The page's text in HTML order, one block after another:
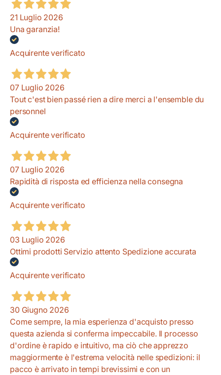
21 Luglio 2026
Una garanzia!
Acquirente verificato
07 Luglio 2026
Tout c'est bien passé rien a dire merci a l'ensemble du
personnel
Acquirente verificato
07 Luglio 2026
Rapidità di risposta ed efficienza nella consegna
Acquirente verificato
03 Luglio 2026
Ottimi prodotti Servizio attento Spedizione accurata
Acquirente verificato
30 Giugno 2026
Come sempre, la mia esperienza d'acquisto presso
questa azienda si conferma impeccabile. Il processo
d'ordine è rapido e intuitivo, ma ciò che apprezzo
maggiormente è l'estrema velocità nelle spedizioni: il
pacco è arrivato in tempi brevissimi e con un